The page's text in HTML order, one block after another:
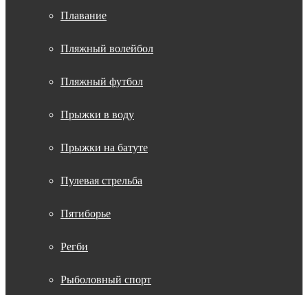
Плавание
Пляжный волейбол
Пляжный футбол
Прыжки в воду
Прыжки на батуте
Пулевая стрельба
Пятиборье
Регби
Рыболовный спорт